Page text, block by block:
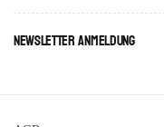
Newsletter Anmeldung